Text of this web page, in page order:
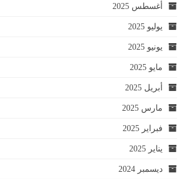
أغسطس 2025
يوليو 2025
يونيو 2025
مايو 2025
أبريل 2025
مارس 2025
فبراير 2025
يناير 2025
ديسمبر 2024